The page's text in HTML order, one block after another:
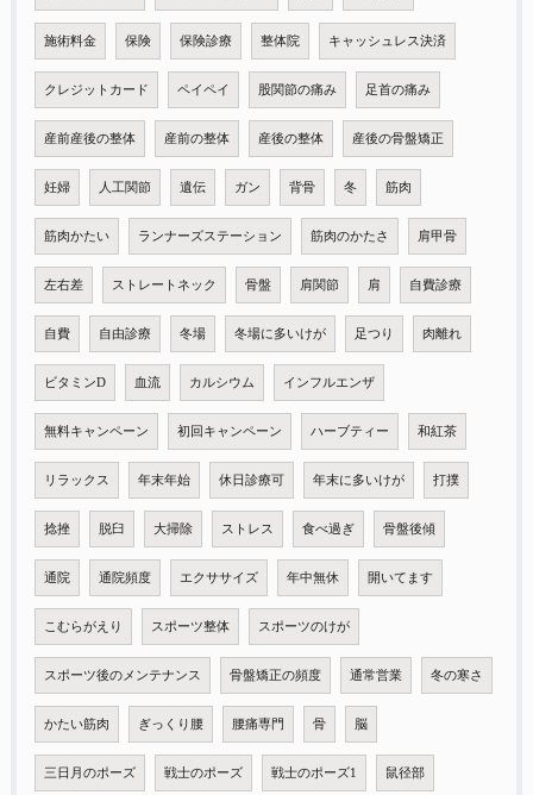
施術料金 保険 保険診療 整体院 キャッシュレス決済
クレジットカード ペイペイ 股関節の痛み 足首の痛み
産前産後の整体 産前の整体 産後の整体 産後の骨盤矯正
妊婦 人工関節 遺伝 ガン 背骨 冬 筋肉
筋肉かたい ランナーズステーション 筋肉のかたさ 肩甲骨
左右差 ストレートネック 骨盤 肩関節 肩 自費診療
自費 自由診療 冬場 冬場に多いけが 足つり 肉離れ
ビタミンD 血流 カルシウム インフルエンザ
無料キャンペーン 初回キャンペーン ハーブティー 和紅茶
リラックス 年末年始 休日診療可 年末に多いけが 打撲
捻挫 脱臼 大掃除 ストレス 食べ過ぎ 骨盤後傾
通院 通院頻度 エクササイズ 年中無休 開いてます
こむらがえり スポーツ整体 スポーツのけが
スポーツ後のメンテナンス 骨盤矯正の頻度 通常営業 冬の寒さ
かたい筋肉 ぎっくり腰 腰痛専門 骨 脳
三日月のポーズ 戦士のポーズ 戦士のポーズ1 鼠径部